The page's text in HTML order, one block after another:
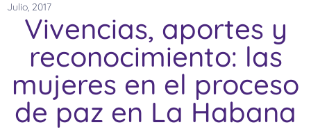
Julio, 2017
Vivencias, aportes y
reconocimiento: las
mujeres en el proceso
de paz en La Habana